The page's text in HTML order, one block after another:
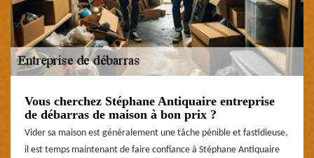
Vous cherchez Stéphane Antiquaire entreprise
de débarras de maison à bon prix ?
Vider sa maison est généralement une tâche pénible et fastidieuse,
il est temps maintenant de faire confiance à Stéphane Antiquaire